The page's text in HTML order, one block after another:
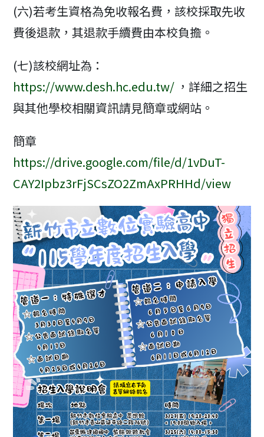
(六)若考生資格為免收報名費，該校採取先收
費後退款，其退款手續費由本校負擔。
(七)該校網址為：
https://www.desh.hc.edu.tw/ ，詳細之招生
與其他學校相關資訊請見簡章或網站。
簡章
https://drive.google.com/file/d/1vDuT-
CAY2Ipbz3rFjSCsZO2ZmAxPRHHd/view